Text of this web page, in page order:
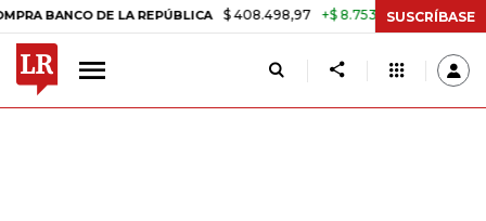
DE LA REPÚBLICA $ 408.498,97 +$ 8.753,81 +2,19% TASA
SUSCRÍBASE